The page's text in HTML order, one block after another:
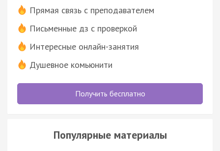
Прямая связь с преподавателем
Письменные дз с проверкой
Интересные онлайн-занятия
Душевное комьюнити
Получить бесплатно
Популярные материалы